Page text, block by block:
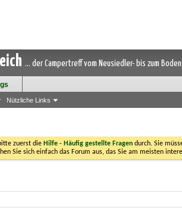
... der Campertreff vom Neusiedler- bis zum
Nützliche Links
zuerst die Hilfe - Häufig gestellte Fragen durch. Sie
Sie sich einfach das Forum aus, das Sie am meisten